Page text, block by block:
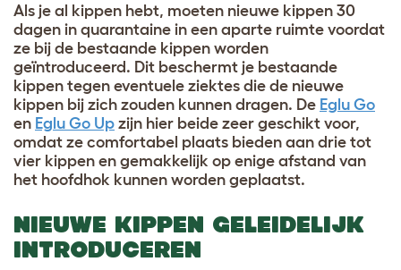
Als je al kippen hebt, moeten nieuwe kippen 30
dagen in quarantaine in een aparte ruimte voordat
ze bij de bestaande kippen worden
geïntroduceerd. Dit beschermt je bestaande
kippen tegen eventuele ziektes die de nieuwe
kippen bij zich zouden kunnen dragen. De Eglu Go
en Eglu Go Up zijn hier beide zeer geschikt voor,
omdat ze comfortabel plaats bieden aan drie tot
vier kippen en gemakkelijk op enige afstand van
het hoofdhok kunnen worden geplaatst.
NIEUWE KIPPEN GELEIDELIJK
INTRODUCEREN